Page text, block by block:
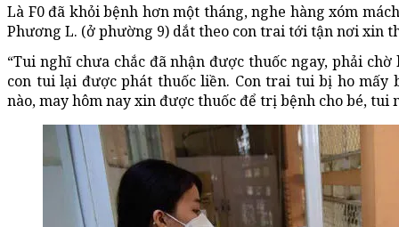
Là F0 đã khỏi bệnh hơn một tháng, nghe hàng xóm
Phương L. (ở phường 9) dắt theo con trai tới tận nơi xin
“Tui nghĩ chưa chắc đã nhận được thuốc ngay, phải
con tui lại được phát thuốc liền. Con trai tui bị ho mấy
nào, may hôm nay xin được thuốc để trị bệnh cho bé, tui